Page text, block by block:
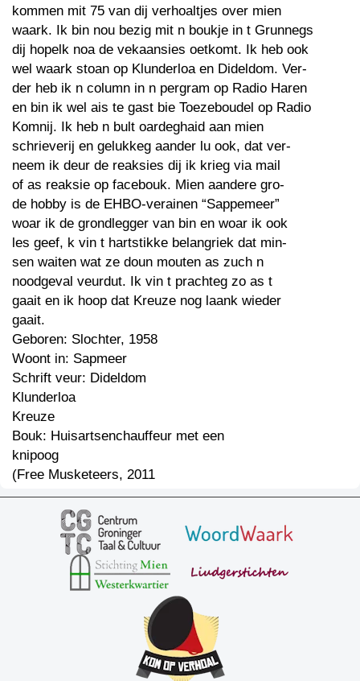
kommen mit 75 van dij verhoaltjes over mien
waark. Ik bin nou bezig mit n boukje in t Grunnegs
dij hopelk noa de vekaansies oetkomt. Ik heb ook
wel waark stoan op Klunderloa en Dideldom. Ver-
der heb ik n column in n pergram op Radio Haren
en bin ik wel ais te gast bie Toezeboudel op Radio
Komnij. Ik heb n bult oardeghaid aan mien
schrieverij en gelukkeg aander lu ook, dat ver-
neem ik deur de reaksies dij ik krieg via mail
of as reaksie op facebouk. Mien aandere gro-
de hobby is de EHBO-verainen “Sappemeer”
woar ik de grondlegger van bin en woar ik ook
les geef, k vin t hartstikke belangriek dat min-
sen waiten wat ze doun mouten as zuch n
noodgeval veurdut. Ik vin t prachteg zo as t
gaait en ik hoop dat Kreuze nog laank wieder
gaait.
Geboren: Slochter, 1958
Woont in: Sapmeer
Schrift veur: Dideldom
Klunderloa
Kreuze
Bouk: Huisartsenchauffeur met een
knipoog
(Free Musketeers, 2011